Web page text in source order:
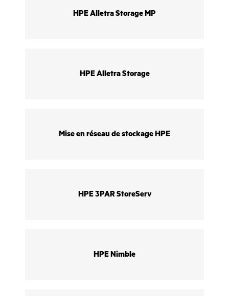
HPE Alletra Storage MP
HPE Alletra Storage
Mise en réseau de stockage HPE
HPE 3PAR StoreServ
HPE Nimble